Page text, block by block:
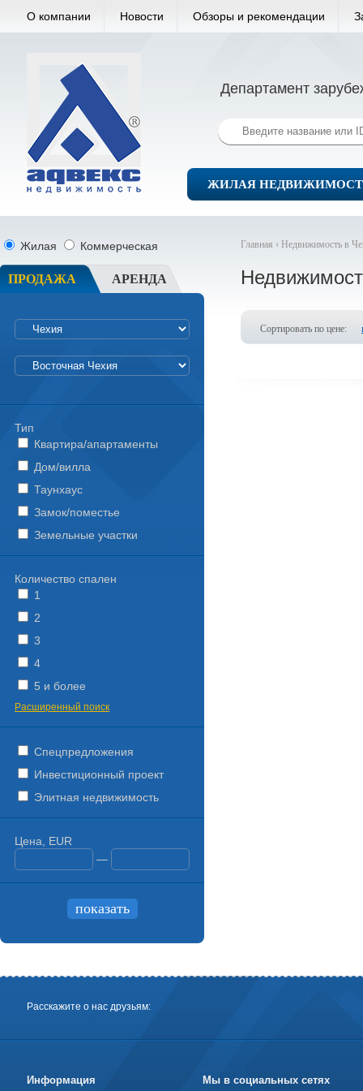
О компании Новости Обзоры и рекомендации
Департамент
ЖИЛАЯ
Главная › Недвижимость в
Сортировать по цене:
Жилая Коммерческая
ПРОДАЖА АРЕНДА
Тип
Квартира/апартаменты
Дом/вилла
Таунхаус
Замок/поместье
Земельные участки
Количество спален
1
2
3
4
5 и более
Расширенный поиск
Спецпредложения
Инвестиционный проект
Элитная недвижимость
Цена, EUR
—
Расскажите о нас друзьям:
Информация Мы в социальных сетях